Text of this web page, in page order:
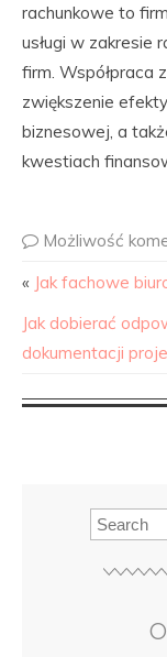
rachunkowe to
usługi w zakresie
firm. Współpraca
zwiększenie
biznesowej, a
kwestiach
Możliwość
« Jak fachowe
Jak dobierać
dokumentacji